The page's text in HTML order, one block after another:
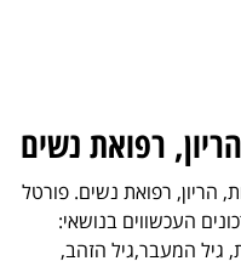
רפואת נשים
הריון, רפואת נשים. פורטל
העכשווים בנושאי:
גיל המעבר,גיל הזהב,